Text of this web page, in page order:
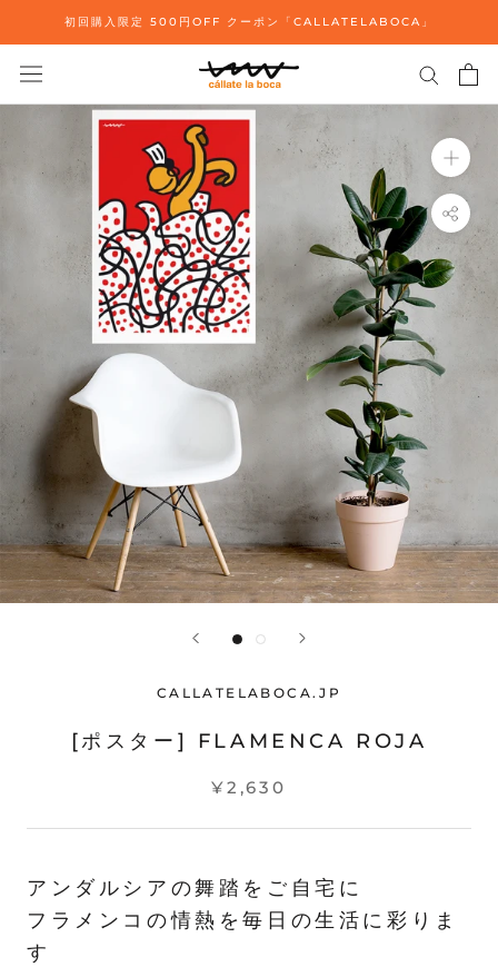
移
す
初回購入限定 500円OFF クーポン「CALLATELABOCA」
CALLATELABOCA.JP
[ポスター] FLAMENCA ROJA
¥2,630
アンダルシアの舞踏をご自宅に
フラメンコの情熱を毎日の生活に彩りま
す